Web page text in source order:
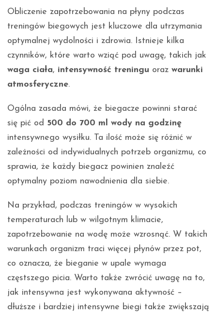
Obliczenie zapotrzebowania na płyny podczas
treningów biegowych jest kluczowe dla utrzymania
optymalnej wydolności i zdrowia. Istnieje kilka
czynników, które warto wziąć pod uwagę, takich jak
waga ciała, intensywność treningu oraz warunki
atmosferyczne.
Ogólna zasada mówi, że biegacze powinni starać
się pić od 500 do 700 ml wody na godzinę
intensywnego wysiłku. Ta ilość może się różnić w
zależności od indywidualnych potrzeb organizmu, co
sprawia, że każdy biegacz powinien znaleźć
optymalny poziom nawodnienia dla siebie.
Na przykład, podczas treningów w wysokich
temperaturach lub w wilgotnym klimacie,
zapotrzebowanie na wodę może wzrosnąć. W takich
warunkach organizm traci więcej płynów przez pot,
co oznacza, że bieganie w upale wymaga
częstszego picia. Warto także zwrócić uwagę na to,
jak intensywna jest wykonywana aktywność –
dłuższe i bardziej intensywne biegi także zwiększają